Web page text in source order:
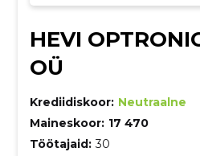
HEVI
OÜ
Krediidiskoor: Neutraalne
Maineskoor: 17 470
Töötajaid: 30